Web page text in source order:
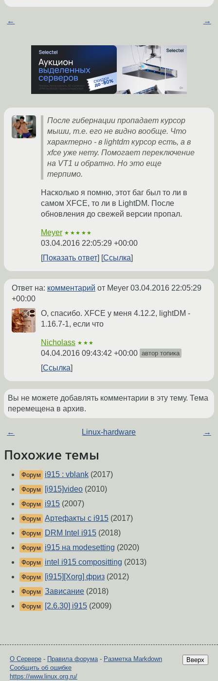
← →
После гибернации пропадает курсор
мыши, т.е. его не видно вообще. Что
характерно - в lightdm курсор есть, а в
xfce уже нету. Помогает переключение
на VT1 и обратно. Но это еще
терпимо.
Насколько я помню, этот баг был то ли в
самом XFCE, то ли в LightDM. После
обновления до свежей версии пропал.
Meyer ★★★★★
03.04.2016 22:05:29 +00:00
Показать ответ
Ссылка
Ответ на: комментарий от Meyer 03.04.2016 22:05:29
+00:00
О, спасибо. XFCE у меня 4.12.2, lightDM -
1.16.7-1, если что
Nicholass ★★★
04.04.2016 09:43:42 +00:00 автор топика
Ссылка
Вы не можете добавлять комментарии в эту тему. Тема
перемещена в архив.
← Linux-hardware →
Похожие темы
Форум i915 : vblank (2017)
Форум [i915]video (2010)
Форум i915 (2007)
Форум Артефакты с i915 (2017)
Форум DRM Intel i915 (2018)
Форум i915 на modesetting (2020)
Форум intel i915 compositting (2013)
Форум [i915][Xorg] фриз (2012)
Форум Зависание (2018)
Форум [2.6.30] i915 (2009)
Вверх
О Сервере - Правила форума- Разметка Markdown
Сообщить об ошибке
https://www.linux.org.ru/